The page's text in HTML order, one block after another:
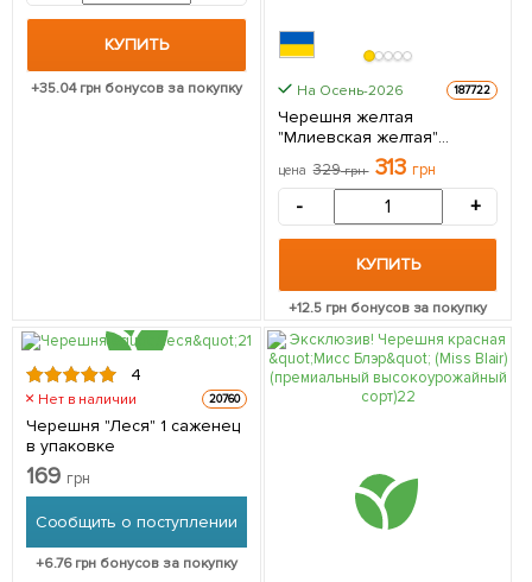
КУПИТЬ
+35.04грн бонусов за покупку На Осень-2026 187722
Черешня желтая
"Млиевская желтая"
(летний сорт, средний срок
созревания) 1 саженец в
цена 329грн 313 грн
- +
КУПИТЬ
+12.5грн бонусов за покупку
4
Нет в наличии 20760
Черешня "Леся" 1 саженец
в упаковке
169 грн
Сообщить о поступлении
+6.76грн бонусов за покупку